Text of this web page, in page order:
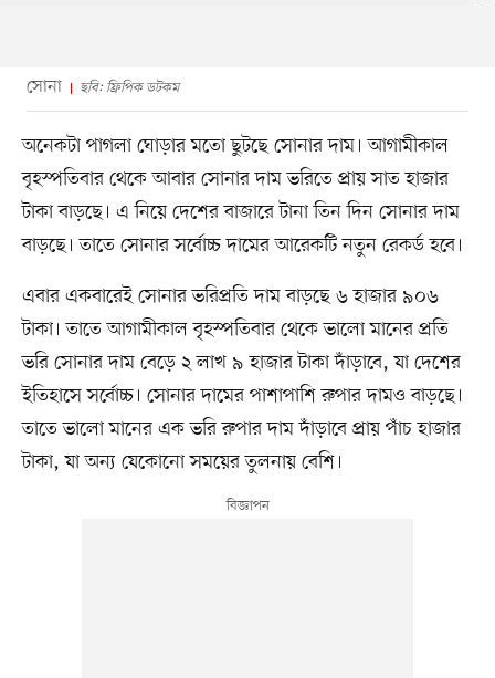
সোনা ছবি: ফ্রিপিক ডটকম
অনেকটা পাগলা ঘোড়ার মতো ছুটছে সোনার দাম। আগামীকাল
বৃহস্পতিবার থেকে আবার সোনার দাম ভরিতে প্রায় সাত হাজার
টাকা বাড়ছে। এ নিয়ে দেশের বাজারে টানা তিন দিন সোনার দাম
বাড়ছে। তাতে সোনার সর্বোচ্চ দামের আরেকটি নতুন রেকর্ড হবে।
এবার একবারেই সোনার ভরিপ্রতি দাম বাড়ছে ৬ হাজার ৯০৬
টাকা। তাতে আগামীকাল বৃহস্পতিবার থেকে ভালো মানের প্রতি
ভরি সোনার দাম বেড়ে ২ লাখ ৯ হাজার টাকা দাঁড়াবে, যা দেশের
ইতিহাসে সর্বোচ্চ। সোনার দামের পাশাপাশি রুপার দামও বাড়ছে।
তাতে ভালো মানের এক ভরি রুপার দাম দাঁড়াবে প্রায় পাঁচ হাজার
টাকা, যা অন্য যেকোনো সময়ের তুলনায় বেশি।